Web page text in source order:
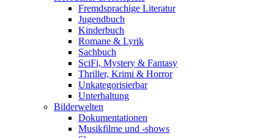
Fremdsprachige Literatur
Jugendbuch
Kinderbuch
Romane & Lyrik
Sachbuch
SciFi, Mystery & Fantasy
Thriller, Krimi & Horror
Unkategorisierbar
Unterhaltung
Bilderwelten
Dokumentationen
Musikfilme und -shows